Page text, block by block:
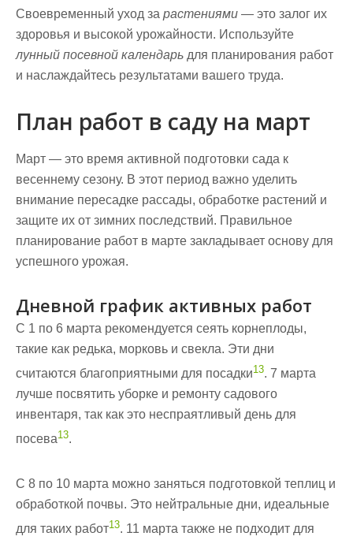
Своевременный уход за растениями — это залог их
здоровья и высокой урожайности. Используйте
лунный посевной календарь для планирования работ
и наслаждайтесь результатами вашего труда.
План работ в саду на март
Март — это время активной подготовки сада к
весеннему сезону. В этот период важно уделить
внимание пересадке рассады, обработке растений и
защите их от зимних последствий. Правильное
планирование работ в марте закладывает основу для
успешного урожая.
Дневной график активных работ
С 1 по 6 марта рекомендуется сеять корнеплоды,
такие как редька, морковь и свекла. Эти дни
считаются благоприятными для посадки13. 7 марта
лучше посвятить уборке и ремонту садового
инвентаря, так как это неспраятливый день для
посева13.
С 8 по 10 марта можно заняться подготовкой теплиц и
обработкой почвы. Это нейтральные дни, идеальные
для таких работ13. 11 марта также не подходит для